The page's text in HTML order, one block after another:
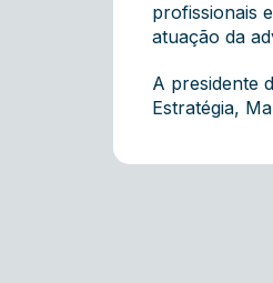
profissionais
atuação da
A presidente
Estratégia,